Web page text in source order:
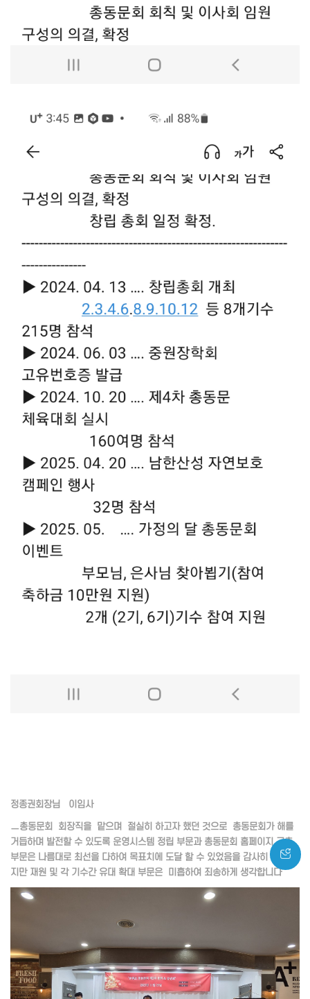
정종권회장님 이임사
ㅡ총동문회 회장직을 맡으며 절실히 하고자 했던 것으로 총동문회가 해를
거듭하며 발전할 수 있도록 운영시스템 정립 부문과 총동문회 홈페이지 구축
부문은 나름대로 최선을 다하여 목표치에 도달 할 수 있었음을 감사히 생각 하
지만 재원 및 각 기수간 유대 확대 부문은 미흡하여 죄송하게 생각합니다